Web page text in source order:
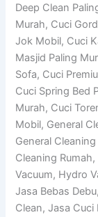
Deep Clean
Murah, Cuci
Jok Mobil, Cuci
Masjid Paling
Sofa, Cuci
Cuci Spring Bed
Murah, Cuci
Mobil, General
General
Cleaning
Vacuum, Hydro
Jasa Bebas
Clean, Jasa Cuci